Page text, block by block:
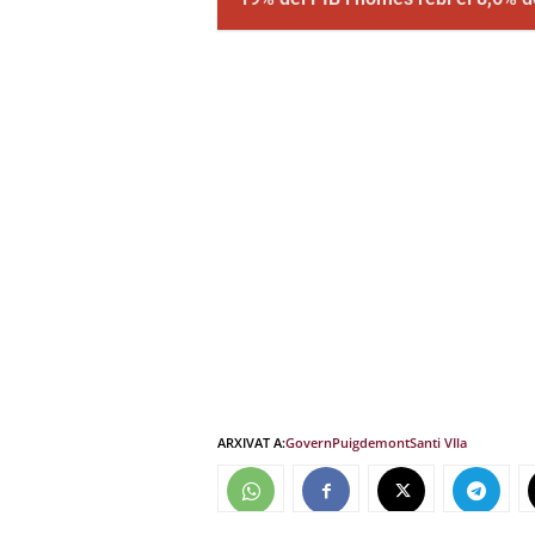
ARXIVAT A:GovernPuigdemontSanti VIla